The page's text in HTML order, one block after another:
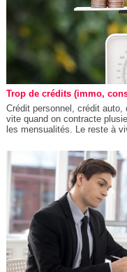
Trop de crédits (immo,
Crédit personnel, crédit auto,
vite quand on contracte
les mensualités. Le reste à